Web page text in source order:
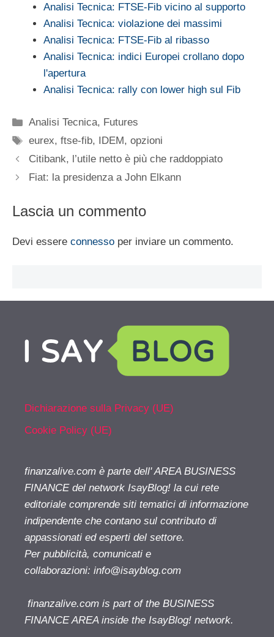
Analisi Tecnica: FTSE-Fib vicino al supporto
Analisi Tecnica: violazione dei massimi
Analisi Tecnica: FTSE-Fib al ribasso
Analisi Tecnica: indici Europei crollano dopo
l'apertura
Analisi Tecnica: rally con lower high sul Fib
Categorie
Analisi Tecnica, Futures
Tag
eurex,ftse-fib, IDEM,opzioni
Citibank, l’utile netto è più che raddoppiato
Fiat: la presidenza a John Elkann
Lascia un commento
Devi essere connesso per inviare un commento.
Dichiarazione sulla Privacy (UE)
Cookie Policy (UE)
finanzalive.com è parte dell' AREA BUSINESS
FINANCE del network IsayBlog! la cui rete
editoriale comprende siti tematici di informazione
indipendente che contano sul contributo di
appassionati ed esperti del settore.
Per pubblicità, comunicati e
collaborazioni: info@isayblog.com
finanzalive.com is part of the BUSINESS
FINANCE AREA inside the IsayBlog! network.